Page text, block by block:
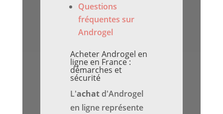
Questions
fréquentes sur
Androgel
Acheter Androgel en
ligne en France :
démarches et
sécurité
L'achatd'Androgel
en ligne représente